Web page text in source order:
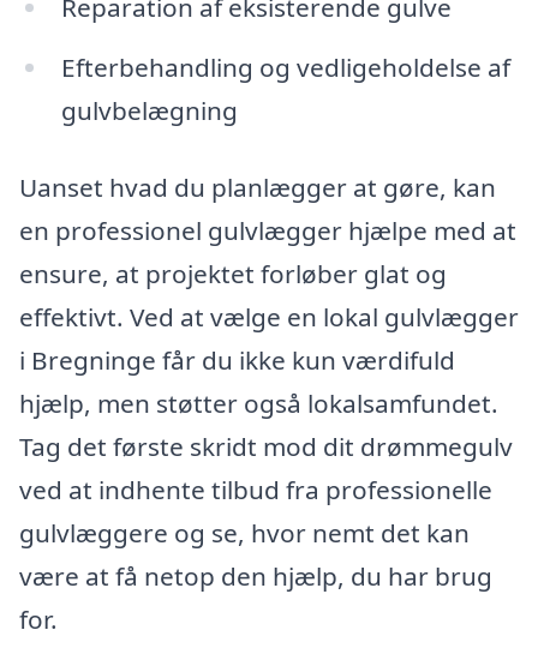
Reparation af eksisterende gulve
Efterbehandling og vedligeholdelse af
gulvbelægning
Uanset hvad du planlægger at gøre, kan
en professionel gulvlægger hjælpe med at
ensure, at projektet forløber glat og
effektivt. Ved at vælge en lokal gulvlægger
i Bregninge får du ikke kun værdifuld
hjælp, men støtter også lokalsamfundet.
Tag det første skridt mod dit drømmegulv
ved at indhente tilbud fra professionelle
gulvlæggere og se, hvor nemt det kan
være at få netop den hjælp, du har brug
for.